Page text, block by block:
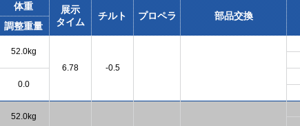
体重
展示
タイム
チルト プロペラ 部品交換
調整重量
52.0kg
6.78
-0.5
0.0
52.0kg